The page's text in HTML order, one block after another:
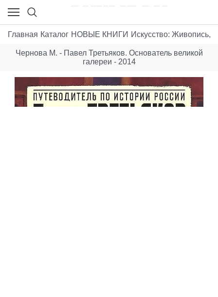
Главная Каталог НОВЫЕ КНИГИ Искусствo: Живопись,
Чернова М. - Павел Третьяков. Основатель великой
галереи - 2014